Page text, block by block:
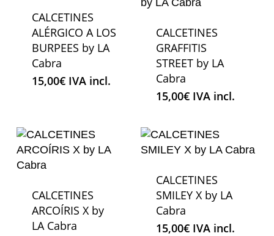
CALCETINES
ALÉRGICO A LOS
BURPEES by LA
Cabra
15,00€ IVA incl.
CALCETINES
GRAFFITIS
STREET by LA
Cabra
15,00€ IVA incl.
CALCETINES
ARCOÍRIS X by
LA Cabra
CALCETINES
SMILEY X by LA
Cabra
15,00€ IVA incl.